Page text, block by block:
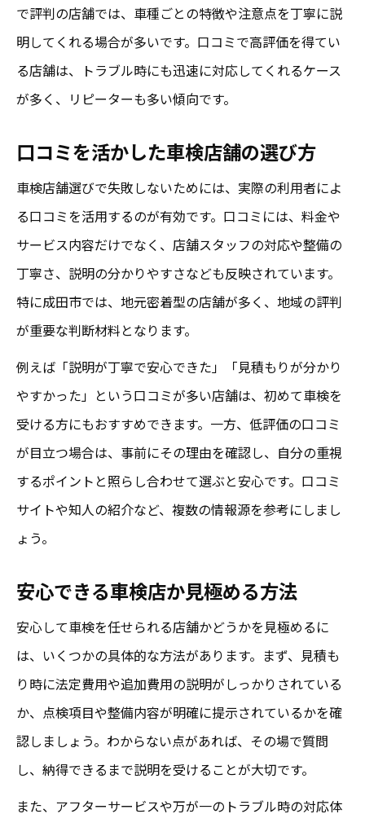
で評判の店舗では、車種ごとの特徴や注意点を丁寧に説
明してくれる場合が多いです。口コミで高評価を得てい
る店舗は、トラブル時にも迅速に対応してくれるケース
が多く、リピーターも多い傾向です。
口コミを活かした車検店舗の選び方
車検店舗選びで失敗しないためには、実際の利用者によ
る口コミを活用するのが有効です。口コミには、料金や
サービス内容だけでなく、店舗スタッフの対応や整備の
丁寧さ、説明の分かりやすさなども反映されています。
特に成田市では、地元密着型の店舗が多く、地域の評判
が重要な判断材料となります。
例えば「説明が丁寧で安心できた」「見積もりが分かり
やすかった」という口コミが多い店舗は、初めて車検を
受ける方にもおすすめできます。一方、低評価の口コミ
が目立つ場合は、事前にその理由を確認し、自分の重視
するポイントと照らし合わせて選ぶと安心です。口コミ
サイトや知人の紹介など、複数の情報源を参考にしまし
ょう。
安心できる車検店か見極める方法
安心して車検を任せられる店舗かどうかを見極めるに
は、いくつかの具体的な方法があります。まず、見積も
り時に法定費用や追加費用の説明がしっかりされている
か、点検項目や整備内容が明確に提示されているかを確
認しましょう。わからない点があれば、その場で質問
し、納得できるまで説明を受けることが大切です。
また、アフターサービスや万が一のトラブル時の対応体